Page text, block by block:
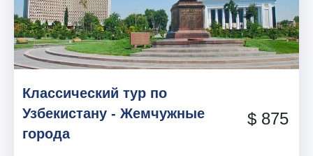
Классический тур по
Узбекистану - Жемчужные
города
$ 875